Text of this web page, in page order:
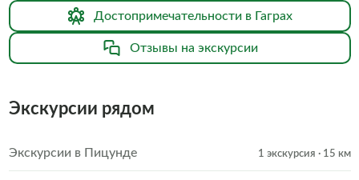
Достопримечательности в Гаграх
Отзывы на экскурсии
Экскурсии рядом
Экскурсии в Пицунде 1 экскурсия · 15 км